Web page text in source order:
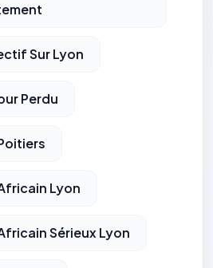
Sur Lyon
Perdu
Lyon
Sérieux Lyon